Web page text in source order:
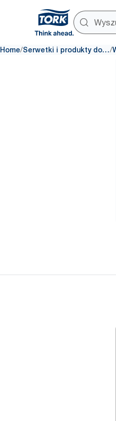
Home/ Serwetki i produkty do nakrycia stołu/